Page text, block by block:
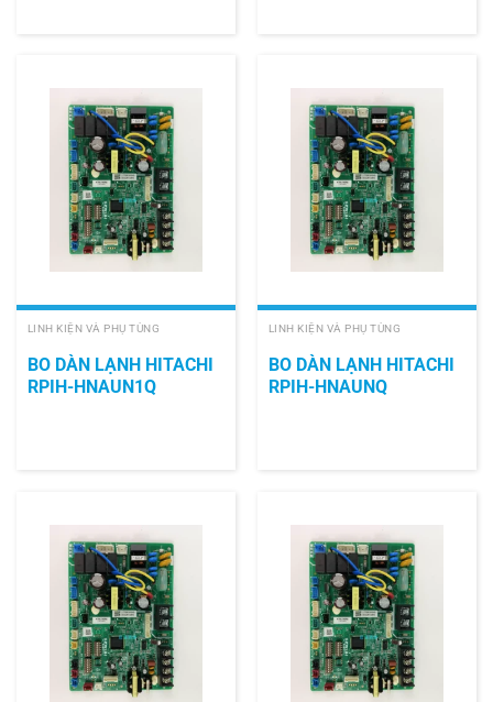
LINH KIỆN VÀ PHỤ TÙNG
BO DÀN LẠNH HITACHI
RPIH-HNAUN1Q
LINH KIỆN VÀ PHỤ TÙNG
BO DÀN LẠNH HITACHI
RPIH-HNAUNQ